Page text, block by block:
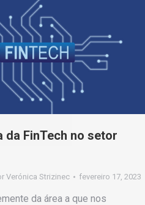
da FinTech no setor
Verónica Strizinec fevereiro 17, 2023
da área a que nos